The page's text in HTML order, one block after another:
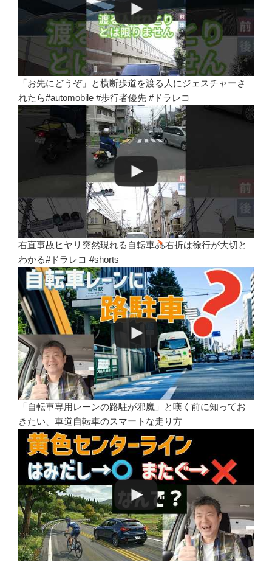
「お先にどうぞ」と横断歩道を渡る人にジェスチャーさ
れたら#automobile #歩行者優先 #ドラレコ
右直事故ヒヤリ突然現れる自転車
右折は徐行が大切と
わかる#ドラレコ #shorts
「自転車専用レーンの路駐が邪魔」と嘆く前に知ってお
きたい、車道自転車のスマートな走り方